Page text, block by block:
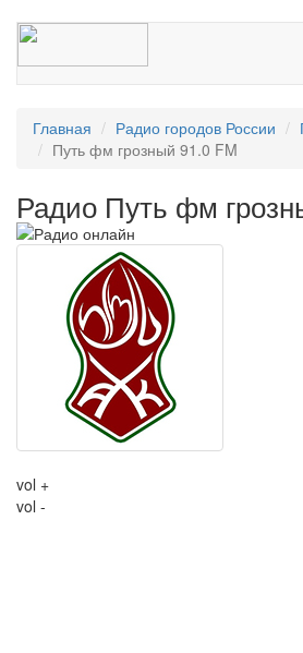
Главная Радио городов России
Путь фм грозный 91.0 FM
Радио Путь фм
vol +
vol -